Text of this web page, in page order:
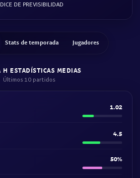
DE PREVISIBILIDAD
Stats de temporada Jugadores
H ESTADÍSTICAS MEDIAS
Últimos 10 partidos
1.02
4.5
50%